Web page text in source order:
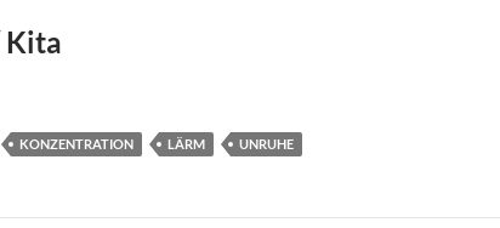
Kita
zu ADHS
KONZENTRATION LÄRM UNRUHE